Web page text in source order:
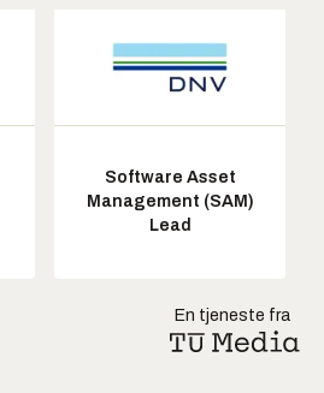
Software Asset
Management (SAM)
Lead
En tjeneste fra